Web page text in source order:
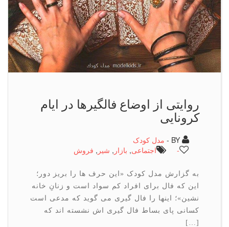
روایتی از اوضاع فالگیرها در ایام
كرونایی
مدل کودک
اجتماعی,بازار,شیر, فروش
به گزارش مدل کودک «این حرف ها را بریز دور؛
این که فال برای افراد کم سواد است و زنانِ خانه
نشین»؛ اینها را فال گیری می گوید که مدعی است
کسانی پای بساط فال گیری اش نشسته اند که